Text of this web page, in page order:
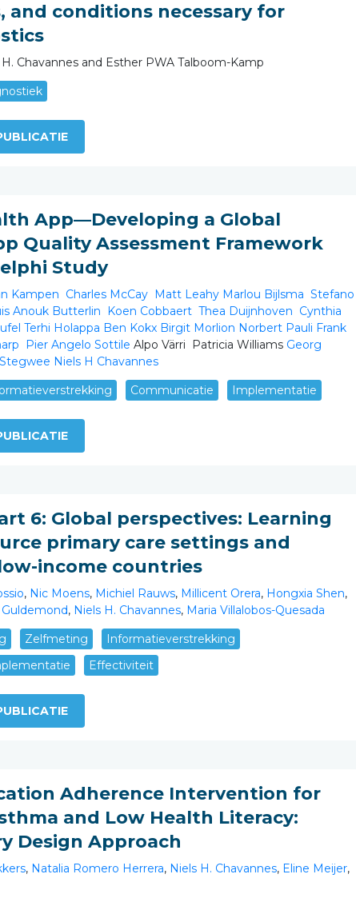
and conditions necessary for
Chavannes and Esther PWA Talboom-Kamp
App—Developing a Global
Quality Assessment Framework
Study
Kampen Charles McCay Matt Leahy Marlou Bijlsma Stefano
Anouk Butterlin Koen Cobbaert Thea Duijnhoven Cynthia
Terhi Holappa Ben Kokx Birgit Morlion Norbert Pauli Frank
Pier Angelo Sottile Alpo Värri Patricia Williams Georg
Niels H Chavannes
Communicatie Implementatie
6: Global perspectives: Learning
primary care settings and
income countries
, Nic Moens, Michiel Rauws, Millicent Orera, Hongxia Shen,
, Niels H. Chavannes, Maria Villalobos-Quesada
Zelfmeting
Informatieverstrekking
Effectiviteit
Adherence Intervention for
and Low Health Literacy:
Design Approach
, Natalia Romero Herrera, Niels H. Chavannes, Eline Meijer,